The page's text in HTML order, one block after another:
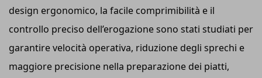
design ergonomico, la facile comprimibilità e il
controllo preciso dell’erogazione sono stati studiati per
garantire velocità operativa, riduzione degli sprechi e
maggiore precisione nella preparazione dei piatti,